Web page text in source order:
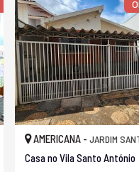
AMERICANA - JARDIM
Casa no Vila Santo António